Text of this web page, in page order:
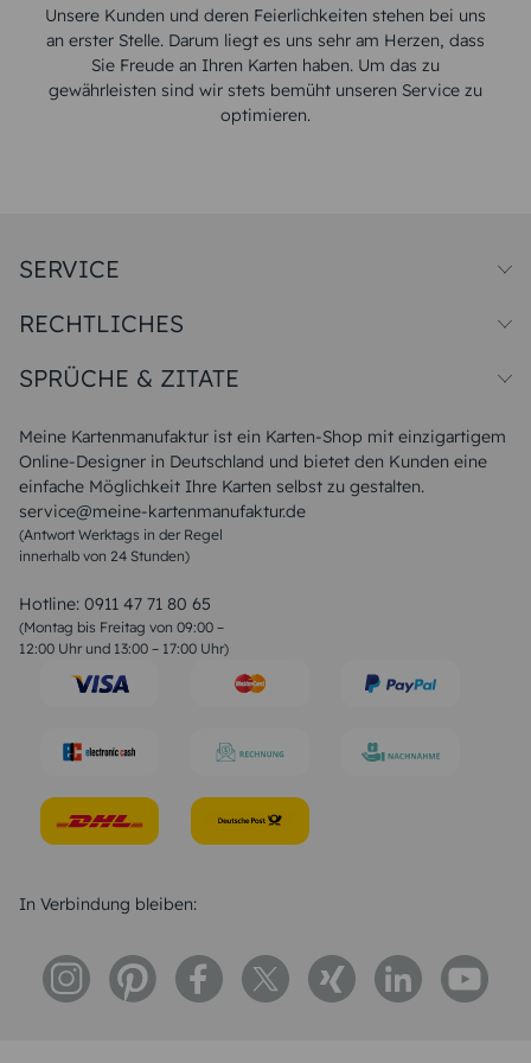
Unsere Kunden und deren Feierlichkeiten stehen bei uns
an erster Stelle. Darum liegt es uns sehr am Herzen, dass
Sie Freude an Ihren Karten haben. Um das zu
gewährleisten sind wir stets bemüht unseren Service zu
optimieren.
Meine Kartenmanufaktur ist ein Karten-Shop mit einzigartigem
Online-Designer in Deutschland und bietet den Kunden eine
einfache Möglichkeit Ihre Karten selbst zu gestalten.
service@meine-kartenmanufaktur.de
(Antwort Werktags in der Regel
innerhalb von 24 Stunden)
Hotline: 0911 47 71 80 65
(Montag bis Freitag von 09:00 –
12:00 Uhr und 13:00 – 17:00 Uhr)
SERVICE
Papiersorten
Unsere Produktion
Magazin
FAQ
RECHTLICHES
Widerrufsbelehrung
SPRÜCHE & ZITATE
Liebeskummer Sprüche
Sommer Sprüche
Muttertagssprüche
Sprüche zur Hochzeit
Sprüche zur Konfirmation & Kommunion
Weihnachtsgedichte
Liebessprüche
Geburtstagssprüche
Trauersprüche
Konfirmation Glückwünsche
In Verbindung bleiben: